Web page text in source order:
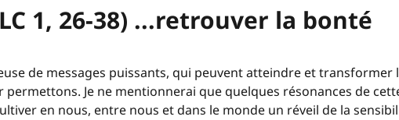
1, 26-38) ...retrouver la bonté
de messages puissants, qui peuvent atteindre et
Je ne mentionnerai que quelques résonances de
en nous, entre nous et dans le monde un réveil de la